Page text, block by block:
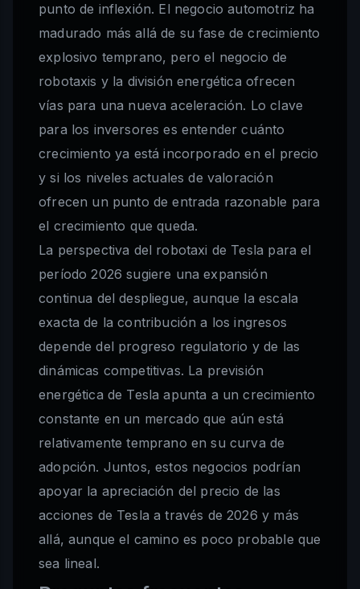
punto de inflexión. El negocio automotriz ha
madurado más allá de su fase de crecimiento
explosivo temprano, pero el negocio de
robotaxis y la división energética ofrecen
vías para una nueva aceleración. Lo clave
para los inversores es entender cuánto
crecimiento ya está incorporado en el precio
y si los niveles actuales de valoración
ofrecen un punto de entrada razonable para
el crecimiento que queda.
La perspectiva del robotaxi de Tesla para el
período 2026 sugiere una expansión
continua del despliegue, aunque la escala
exacta de la contribución a los ingresos
depende del progreso regulatorio y de las
dinámicas competitivas. La previsión
energética de Tesla apunta a un crecimiento
constante en un mercado que aún está
relativamente temprano en su curva de
adopción. Juntos, estos negocios podrían
apoyar la apreciación del precio de las
acciones de Tesla a través de 2026 y más
allá, aunque el camino es poco probable que
sea lineal.